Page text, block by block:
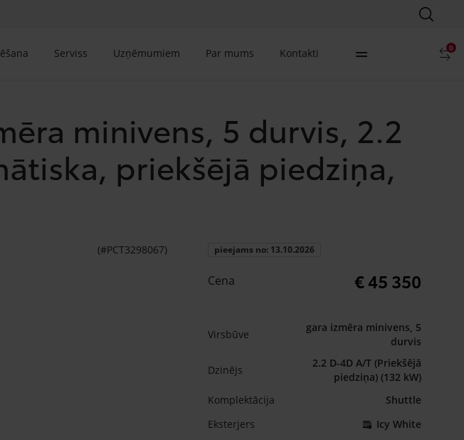
0
Serviss Uzņēmumiem Par mums Kontakti
minivens, 5 durvis, 2.2
priekšējā piedziņa,
(#PCT3298067) pieejams no: 13.10.2026
Cena € 45 350
Virsbūve
gara izmēra minivens, 5
durvis
Dzinējs
2.2 D-4D A/T (Priekšējā
piedziņa) (132 kW)
Komplektācija
Shuttle
Eksterjers
Icy White